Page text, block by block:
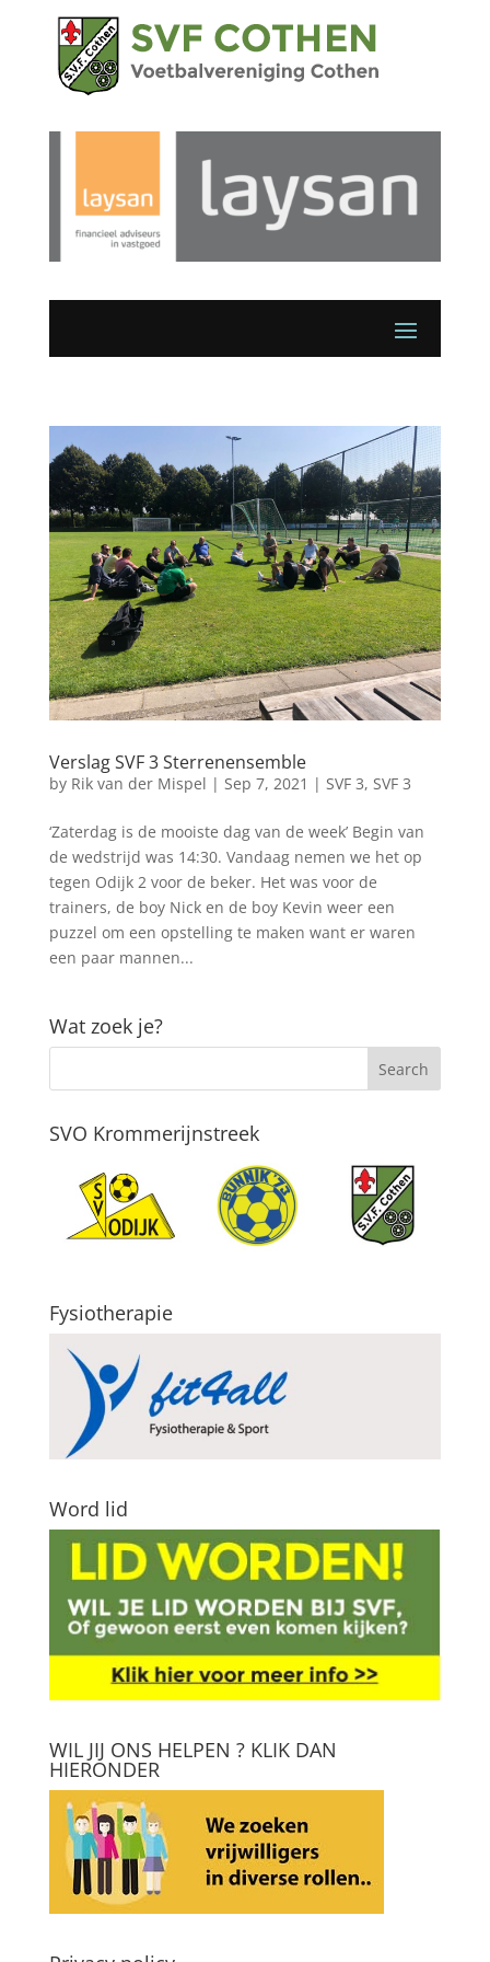
Verslag SVF 3 Sterrenensemble
by Rik van der Mispel | Sep 7, 2021 | SVF 3, SVF 3
‘Zaterdag is de mooiste dag van de week’ Begin van
de wedstrijd was 14:30. Vandaag nemen we het op
tegen Odijk 2 voor de beker. Het was voor de
trainers, de boy Nick en de boy Kevin weer een
puzzel om een opstelling te maken want er waren
een paar mannen...
Wat zoek je?
SVO Krommerijnstreek
Fysiotherapie
Word lid
WIL JIJ ONS HELPEN ? KLIK DAN
HIERONDER